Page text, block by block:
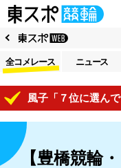
全コメレース ニュース
子「７位に選んでい
【豊橋競輪